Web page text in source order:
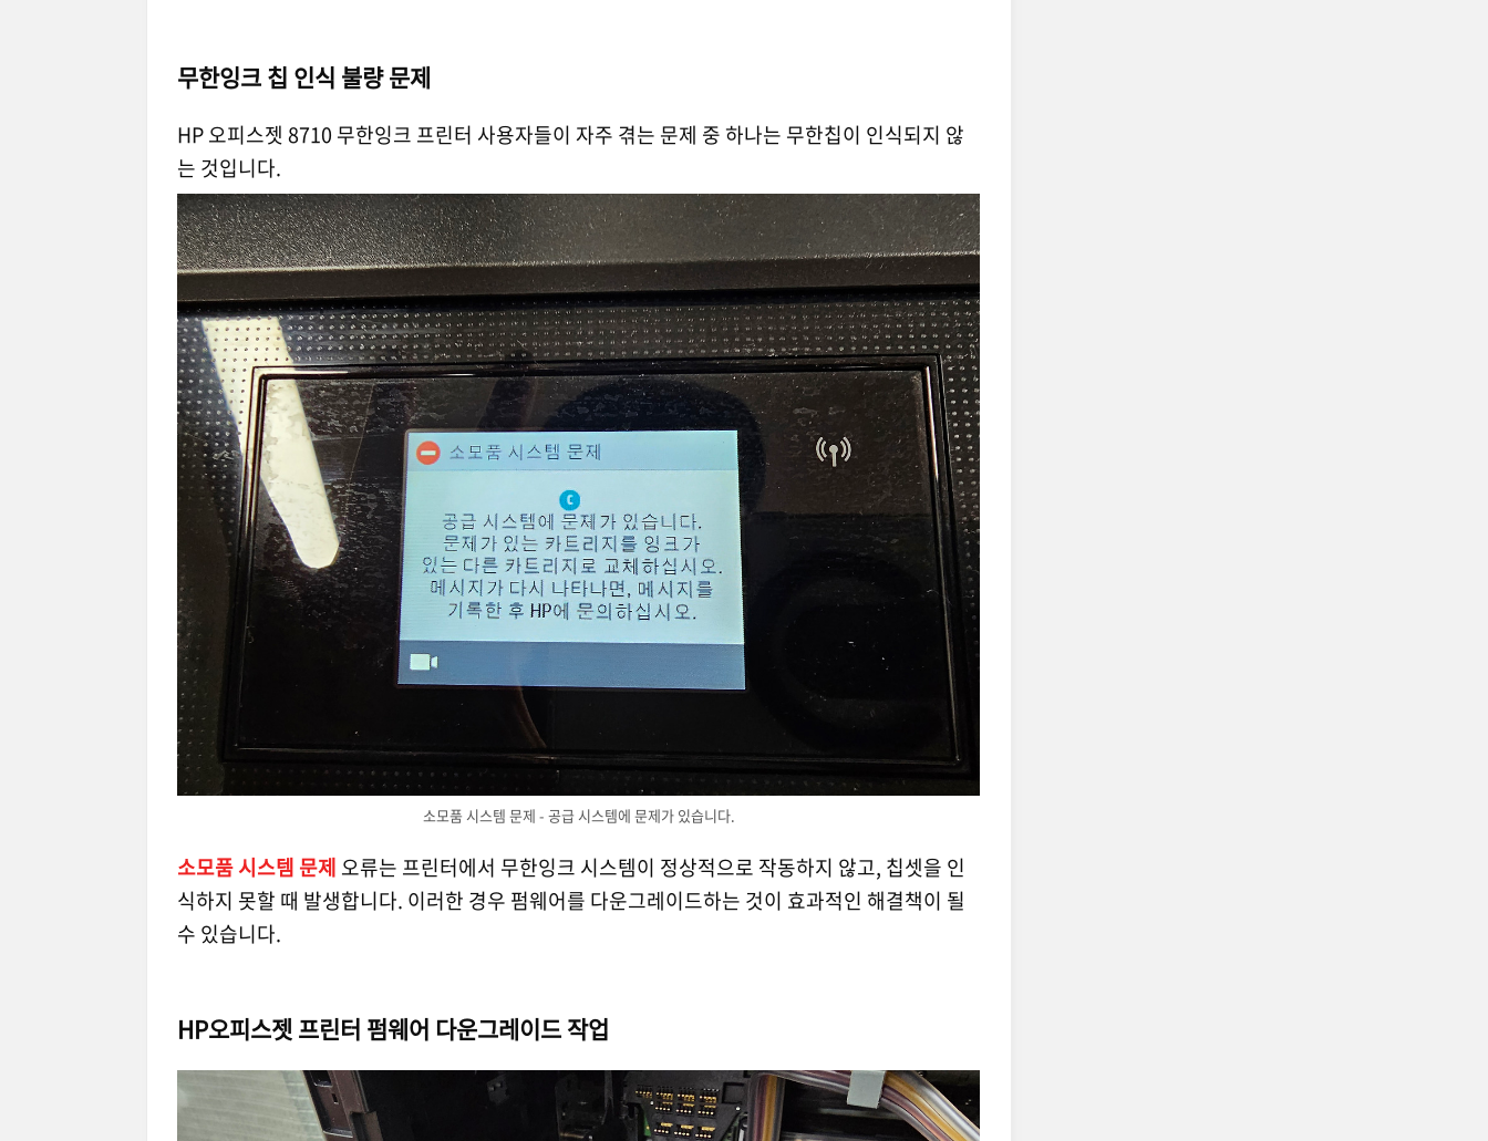
무한잉크 칩 인식 불량 문제
HP 오피스젯 8710 무한잉크 프린터 사용자들이 자주 겪는 문제 중 하나는 무한칩이 인식되지 않
는 것입니다.
소모품 시스템 문제 - 공급 시스템에 문제가 있습니다.
소모품 시스템 문제 오류는 프린터에서 무한잉크 시스템이 정상적으로 작동하지 않고, 칩셋을 인
식하지 못할 때 발생합니다. 이러한 경우 펌웨어를 다운그레이드하는 것이 효과적인 해결책이 될
수 있습니다.
HP오피스젯 프린터 펌웨어 다운그레이드 작업